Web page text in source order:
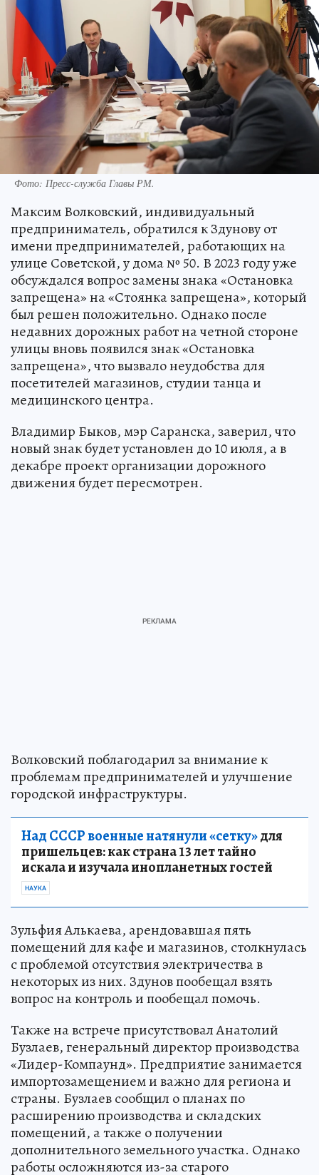
Фото: Пресс-служба Главы РМ.
Максим Волковский, индивидуальный
предприниматель, обратился к Здунову от
имени предпринимателей, работающих на
улице Советской, у дома № 50. В 2023 году уже
обсуждался вопрос замены знака «Остановка
запрещена» на «Стоянка запрещена», который
был решен положительно. Однако после
недавних дорожных работ на четной стороне
улицы вновь появился знак «Остановка
запрещена», что вызвало неудобства для
посетителей магазинов, студии танца и
медицинского центра.
Владимир Быков, мэр Саранска, заверил, что
новый знак будет установлен до 10 июля, а в
декабре проект организации дорожного
движения будет пересмотрен.
Волковский поблагодарил за внимание к
проблемам предпринимателей и улучшение
городской инфраструктуры.
Над СССР военные натянули «сетку»для
пришельцев: как страна 13 лет тайно
искала и изучала инопланетных гостей
НАУКА
Зульфия Алькаева, арендовавшая пять
помещений для кафе и магазинов, столкнулась
с проблемой отсутствия электричества в
некоторых из них. Здунов пообещал взять
вопрос на контроль и пообещал помочь.
Также на встрече присутствовал Анатолий
Бузлаев, генеральный директор производства
«Лидер-Компаунд». Предприятие занимается
импортозамещением и важно для региона и
страны. Бузлаев сообщил о планах по
расширению производства и складских
помещений, а также о получении
дополнительного земельного участка. Однако
работы осложняются из-за старого